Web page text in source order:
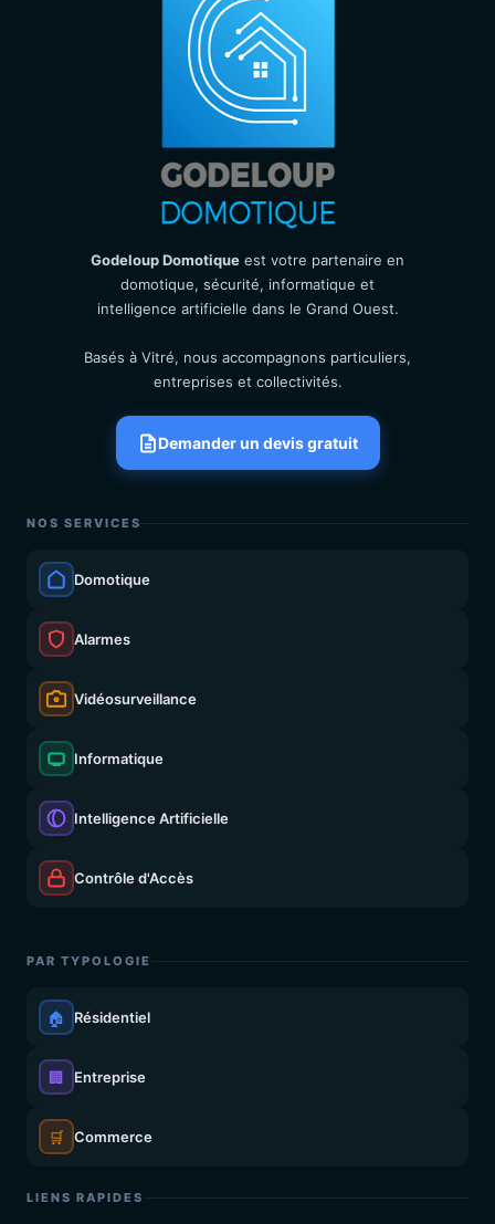
Godeloup Domotique est votre partenaire en
domotique, sécurité, informatique et
intelligence artificielle dans le Grand Ouest.
Basés à Vitré, nous accompagnons particuliers,
entreprises et collectivités.
Demander un devis gratuit
NOS SERVICES
Domotique
Alarmes
Vidéosurveillance
Informatique
Intelligence Artificielle
Contrôle d'Accès
PAR TYPOLOGIE
🏠 Résidentiel
🏢 Entreprise
🛒 Commerce
LIENS RAPIDES